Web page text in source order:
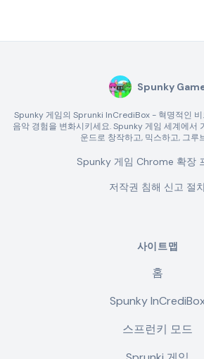
Spunky
Spunky 게임의 Sprunki InCrediBox - 혁명적인 비
음악 경험을 변화시키세요. Spunky 게임 세계에서
운드로 창작하고, 믹스하고, 그루
Spunky 게임 Chrome 확장
저작권 침해 신고 절
사이트맵
홈
Spunky
스프런키 모드